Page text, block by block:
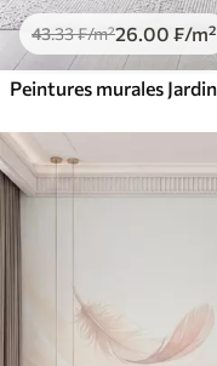
43.33₣/m²26.00 ₣/m²